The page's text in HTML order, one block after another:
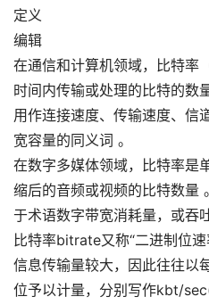
定义
编辑
在通信和计算机领域，比特率
时间内传输或处理的比特的数
用作连接速度、传输速度、信
宽容量的同义词 。
在数字多媒体领域，比特率是
缩后的音频或视频的比特数量
于术语数字带宽消耗量，或吞
比特率bitrate又称“二进制位
信息传输量较大，因此往往以
位予以计量，分别写作kbt/